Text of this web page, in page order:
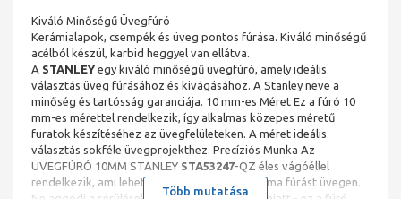
Kiváló Minőségű Üvegfúró
Kerámialapok, csempék és üveg pontos fúrása. Kiváló minőségű
acélból készül, karbid heggyel van ellátva.
A STANLEY egy kiváló minőségű üvegfúró, amely ideális
választás üveg fúrásához és kivágásához. A Stanley neve a
minőség és tartósság garanciája. 10 mm-es Méret Ez a fúró 10
mm-es mérettel rendelkezik, így alkalmas közepes méretű
furatok készítéséhez az üvegfelületeken. A méret ideális
választás sokféle üvegprojekthez. Precíziós Munka Az
ÜVEGFÚRÓ 10MM STANLEY STA53247-QZ éles vágóéllel
rendelkezik, ami lehetővé teszi a pontos és sima fúrást üvegen.
Több mutatása